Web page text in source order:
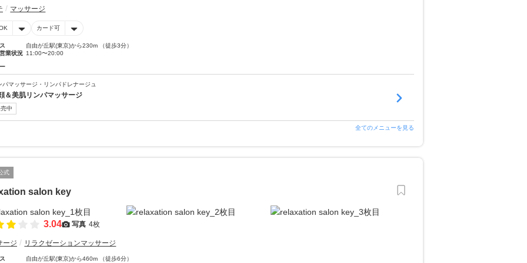
マッサージ
カード可
自由が丘駅(東京)から230m （徒歩3分）
業状況 11:00〜20:00
パマッサージ・リンパドレナージュ
＆美肌リンパマッサージ
中
全てのメニューを見る
式
salon key
3.04 写真 4枚
ージ リラクゼーションマッサージ
自由が丘駅(東京)から460m （徒歩6分）